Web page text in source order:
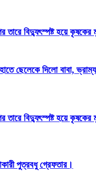
তারে বিদ্যুৎস্পষ্ট হয়ে কৃষকের
ছেলেকে দিলো বাবা,
তারে বিদ্যুৎস্পষ্ট হয়ে কৃষকের
পুত্রবধু গ্রেফতার।